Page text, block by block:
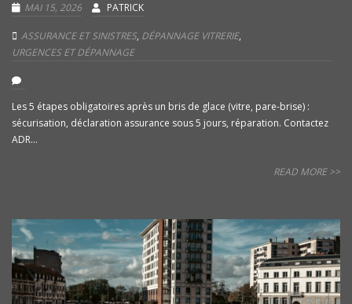
MAI 15, 2026 PATRICK
ASSURANCE ET SINISTRES, DÉPANNAGE VITRERIE,
URGENCES ET DÉPANNAGE
Les 5 étapes obligatoires après un bris de glace (vitre, pare-brise) :
sécurisation, déclaration assurance sous 5 jours, réparation. Contactez
ADR...
READ MORE >>